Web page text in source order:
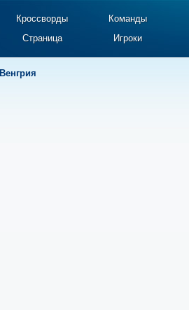
Кроссворды
Команды
Страница
Игроки
Венгрия